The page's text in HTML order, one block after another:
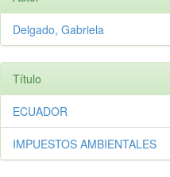
Delgado, Gabriela
Título
ECUADOR
IMPUESTOS AMBIENTALES